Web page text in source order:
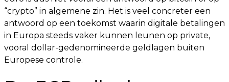
“crypto” in algemene zin. Het is veel concreter een
antwoord op een toekomst waarin digitale betalingen
in Europa steeds vaker kunnen leunen op private,
vooral dollar-gedenomineerde geldlagen buiten
Europese controle.